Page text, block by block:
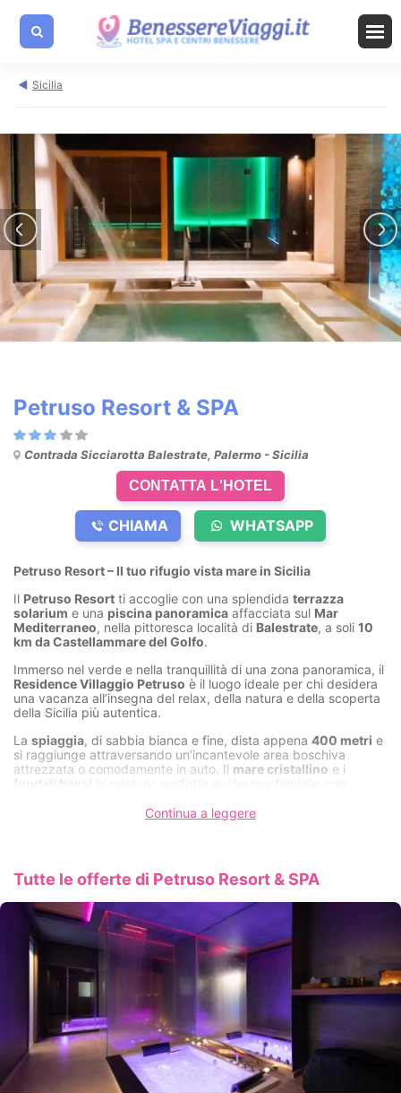
Sicilia
Petruso Resort & SPA
Contrada Sicciarotta Balestrate, Palermo - Sicilia
CONTATTA L'HOTEL
CHIAMA WHATSAPP
Petruso Resort – Il tuo rifugio vista mare in Sicilia
Il Petruso Resort ti accoglie con una splendida terrazza
solarium e una piscina panoramica affacciata sul Mar
Mediterraneo, nella pittoresca località di Balestrate, a soli 10
km da Castellammare del Golfo.
Immerso nel verde e nella tranquillità di una zona panoramica, il
Residence Villaggio Petruso è il luogo ideale per chi desidera
una vacanza all’insegna del relax, della natura e della scoperta
della Sicilia più autentica.
La spiaggia, di sabbia bianca e fine, dista appena 400 metri e
si raggiunge attraversando un’incantevole area boschiva
attrezzata o comodamente in auto. Il mare cristallino e i
fondali bassi
la rendono perfetta anche per famiglie con
è a soli800 metri, nel cuore dello
Continua a leggere
Tutte le offerte di Petruso Resort & SPA